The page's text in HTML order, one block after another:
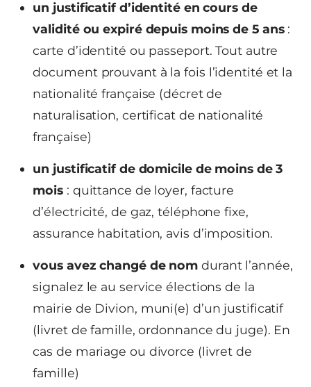
un justificatif d’identité en cours de
validité ou expiré depuis moins de 5 ans:
carte d’identité ou passeport. Tout autre
document prouvant à la fois l’identité et la
nationalité française (décret de
naturalisation, certificat de nationalité
française)
un justificatif de domicile de moins de 3
mois : quittance de loyer, facture
d’électricité, de gaz, téléphone fixe,
assurance habitation, avis d’imposition.
vous avez changé de nom durant l’année,
signalez le au service élections de la
mairie de Divion, muni(e) d’un justificatif
(livret de famille, ordonnance du juge). En
cas de mariage ou divorce (livret de
famille)